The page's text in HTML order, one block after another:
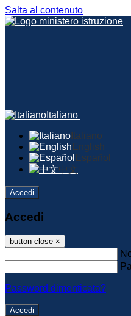
Salta al contenuto
Italiano
Italiano
English
Español
中文
Accedi
Accedi
button close ×
Password dimenticata?